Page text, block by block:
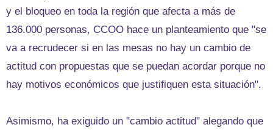
y el bloqueo en toda la región que afecta a más de
136.000 personas, CCOO hace un planteamiento que "se
va a recrudecer si en las mesas no hay un cambio de
actitud con propuestas que se puedan acordar porque no
hay motivos económicos que justifiquen esta situación".
Asimismo, ha exiguido un "cambio actitud" alegando que